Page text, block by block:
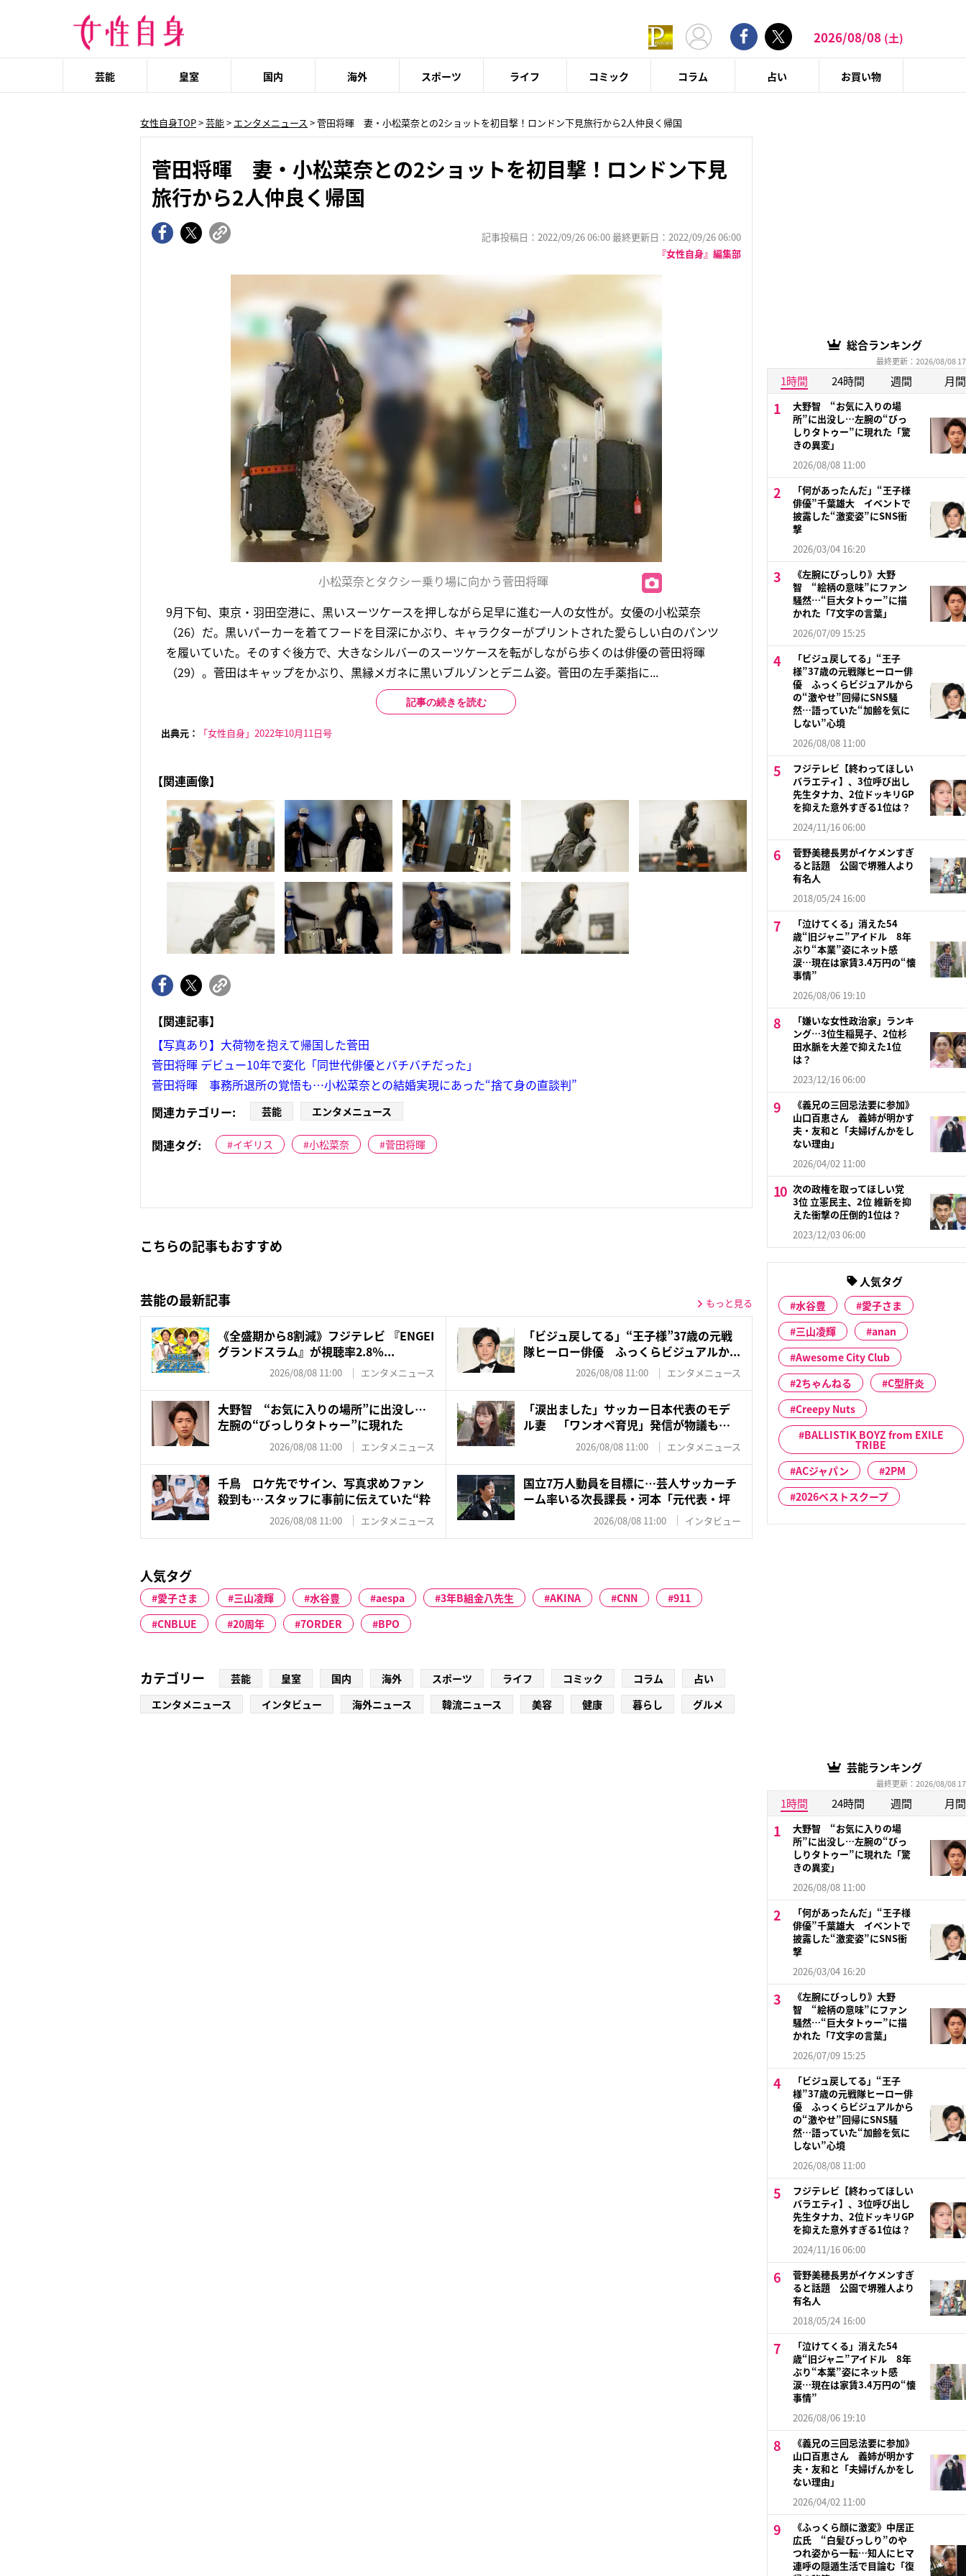
2026/08/08 (土)
芸能 皇室 国内 海外 スポーツ ライフ コミック コラム 占い お買い物
女性自身TOP>芸能> エンタメニュース > 菅田将暉 妻・小松菜奈との2ショットを初目撃！ロンドン下見旅行から2人仲良く帰国
菅田将暉 妻・小松菜奈との2ショットを初目撃！ロンドン下見
旅行から2人仲良く帰国
記事投稿日：2022/09/26 06:00 最終更新日：2022/09/26 06:00
『女性自身』編集部
小松菜奈とタクシー乗り場に向かう菅田将暉
9月下旬、東京・羽田空港に、黒いスーツケースを押しながら足早に進む一人の女性が。女優の小松菜奈
（26）だ。黒いパーカーを着てフードを目深にかぶり、キャラクターがプリントされた愛らしい白のパンツ
を履いていた。そのすぐ後方で、大きなシルバーのスーツケースを転がしながら歩くのは俳優の菅田将暉
（29）。菅田はキャップをかぶり、黒縁メガネに黒いブルゾンとデニム姿。菅田の左手薬指に...
記事の続きを読む
出典元： 「女性自身」2022年10月11日号
【関連画像】
【関連記事】
【写真あり】大荷物を抱えて帰国した菅田
菅田将暉 デビュー10年で変化「同世代俳優とバチバチだった」
菅田将暉 事務所退所の覚悟も…小松菜奈との結婚実現にあった“捨て身の直談判”
関連カテゴリー:
芸能 エンタメニュース
関連タグ: イギリス 小松菜奈 菅田将暉
こちらの記事もおすすめ
芸能の最新記事 もっと見る
《全盛期から8割減》フジテレビ 『ENGEI
グランドスラム』が視聴率2.8％...
2026/08/08 11:00 エンタメニュース
「ビジュ戻してる」“王子様”37歳の元戦
隊ヒーロー俳優 ふっくらビジュアルか...
2026/08/08 11:00 エンタメニュース
大野智 “お気に入りの場所”に出没し…
左腕の“びっしりタトゥー”に現れた
2026/08/08 11:00 エンタメニュース
「涙出ました」サッカー日本代表のモデ
ル妻 「ワンオペ育児」発信が物議も…
2026/08/08 11:00 エンタメニュース
千鳥 ロケ先でサイン、写真求めファン
殺到も…スタッフに事前に伝えていた“粋
2026/08/08 11:00 エンタメニュース
国立7万人動員を目標に…芸人サッカーチ
ーム率いる次長課長・河本「元代表・坪
2026/08/08 11:00 インタビュー
人気タグ
愛子さま 三山凌輝 水谷豊 aespa 3年B組金八先生 AKINA CNN
911
CNBLUE
20周年 7ORDER BPO
カテゴリー 芸能 皇室 国内 海外 スポーツ ライフ コミック コラム
占い
エンタメニュース
インタビュー 海外ニュース 韓流ニュース 美容 健康 暮らし グルメ
総合ランキング
最終更新：2026/08/08
1時間 24時間 週間 月間
大野智 “お気に入りの場
所”に出没し…左腕の“びっ
しりタトゥー”に現れた「驚
きの異変」
2026/08/08 11:00
「何があったんだ」“王子様
俳優”千葉雄大 イベントで
披露した“激変姿”にSNS衝
撃
2026/03/04 16:20
《左腕にびっしり》大野
智 “絵柄の意味”にファン
騒然…“巨大タトゥー”に描
かれた「7文字の言葉」
2026/07/09 15:25
「ビジュ戻してる」“王子
様”37歳の元戦隊ヒーロー俳
優 ふっくらビジュアルから
の“激やせ”回帰にSNS騒
然…語っていた“加齢を気に
しない”心境
2026/08/08 11:00
フジテレビ【終わってほしい
バラエティ】、3位呼び出し
先生タナカ、2位ドッキリGP
を抑えた意外すぎる1位は？
2024/11/16 06:00
菅野美穂長男がイケメンすぎ
ると話題 公園で堺雅人より
有名人
2018/05/24 16:00
「泣けてくる」消えた54
歳“旧ジャニ”アイドル 8年
ぶり“本業”姿にネット感
涙…現在は家賃3.4万円の“懐
事情”
2026/08/06 19:10
「嫌いな女性政治家」ランキ
ング…3位生稲晃子、2位杉
田水脈を大差で抑えた1位
は？
2023/12/16 06:00
《義兄の三回忌法要に参加》
山口百恵さん 義姉が明かす
夫・友和と「夫婦げんかをし
ない理由」
2026/04/02 11:00
次の政権を取ってほしい党
3位 立憲民主、2位 維新を抑
えた衝撃の圧倒的1位は？
2023/12/03 06:00
人気タグ
水谷豊
愛子さま
三山凌輝
anan
Awesome City Club
2ちゃんねる
C型肝炎
Creepy Nuts
BALLISTIK BOYZ from EXILE
TRIBE
ACジャパン
2PM
2026ベストスクープ
芸能ランキング
最終更新：2026/08/08
1時間 24時間 週間 月間
大野智 “お気に入りの場
所”に出没し…左腕の“びっ
しりタトゥー”に現れた「驚
きの異変」
2026/08/08 11:00
「何があったんだ」“王子様
俳優”千葉雄大 イベントで
披露した“激変姿”にSNS衝
撃
2026/03/04 16:20
《左腕にびっしり》大野
智 “絵柄の意味”にファン
騒然…“巨大タトゥー”に描
かれた「7文字の言葉」
2026/07/09 15:25
「ビジュ戻してる」“王子
様”37歳の元戦隊ヒーロー俳
優 ふっくらビジュアルから
の“激やせ”回帰にSNS騒
然…語っていた“加齢を気に
しない”心境
2026/08/08 11:00
フジテレビ【終わってほしい
バラエティ】、3位呼び出し
先生タナカ、2位ドッキリGP
を抑えた意外すぎる1位は？
2024/11/16 06:00
菅野美穂長男がイケメンすぎ
ると話題 公園で堺雅人より
有名人
2018/05/24 16:00
「泣けてくる」消えた54
歳“旧ジャニ”アイドル 8年
ぶり“本業”姿にネット感
涙…現在は家賃3.4万円の“懐
事情”
2026/08/06 19:10
《義兄の三回忌法要に参加》
山口百恵さん 義姉が明かす
夫・友和と「夫婦げんかをし
ない理由」
2026/04/02 11:00
《ふっくら顔に激変》中居正
広氏 “白髪びっしり”のや
つれ姿から一転…知人にヒマ
連呼の隠遁生活で目論む「復